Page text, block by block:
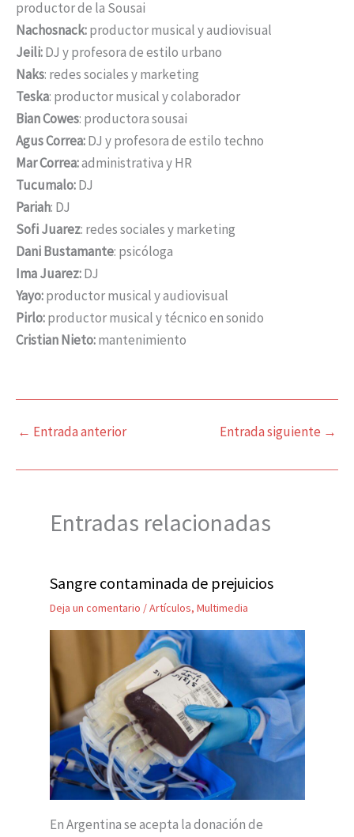
productor de la Sousai
Nachosnack:productor musical y audiovisual
Jeili:DJ y profesora de estilo urbano
Naks: redes sociales y marketing
Teska: productor musical y colaborador
Bian Cowes: productora sousai
Agus Correa:DJ y profesora de estilo techno
Mar Correa:administrativa y HR
Tucumalo:DJ
Pariah: DJ
Sofi Juarez: redes sociales y marketing
Dani Bustamante: psicóloga
Ima Juarez:DJ
Yayo:productor musical y audiovisual
Pirlo:productor musical y técnico en sonido
Cristian Nieto:mantenimiento
← Entrada anterior Entrada siguiente →
Entradas relacionadas
Sangre contaminada de prejuicios
Deja un comentario /Artículos, Multimedia
En Argentina se acepta la donación de